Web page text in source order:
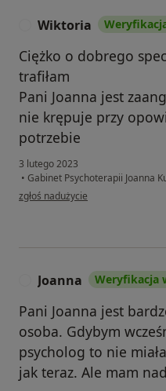
Wiktoria
Ciężko o dobrego
trafiłam
Pani Joanna jest
nie krępuje przy
potrzebie
3 lutego 2023
• Gabinet Psychoterapii Joanna
w opinii użytkownika Wiktoria
zgłoś nadużycie
Joanna Weryfikacja
Pani Joanna jest
osoba. Gdybym
psycholog to nie
jak teraz. Ale mam